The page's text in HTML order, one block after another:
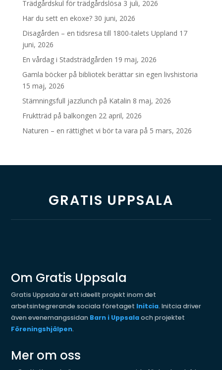
Trädgårdskul för trädgårdslösa 3 juli, 2026
Har du sett en ekoxe? 30 juni, 2026
Disagården – en tidsresa till 1800-talets Uppland 17
juni, 2026
En vårdag i Stadsträdgården 19 maj, 2026
Gamla böcker på bibliotek berättar sin egen livshistoria
15 maj, 2026
Stämningsfull jazzlunch på Katalin 8 maj, 2026
Fruktträd på balkongen 22 april, 2026
Naturen – en rättighet vi bör ta vara på 5 mars, 2026
GRATIS UPPSALA
Om Gratis Uppsala
Gratis Uppsala är ett ideellt projekt inom det
arbetsintegrerande sociala företaget Initcia. Initcia driver
även evenemangssidan Barn i Uppsalaoch projektet
Föreningshjälpen.
Mer om oss